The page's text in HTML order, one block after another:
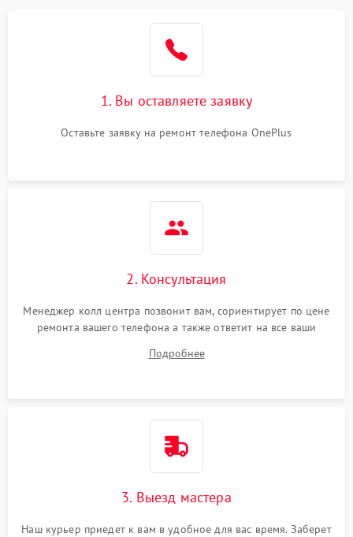
1. Вы оставляете заявку
Оставьте заявку на ремонт телефона OnePlus
2. Консультация
Менеджер колл центра позвонит вам, сориентирует по цене
ремонта вашего телефона а также ответит на все ваши
Подробнее
3. Выезд мастера
Наш курьер приедет к вам в удобное для вас время. Заберет